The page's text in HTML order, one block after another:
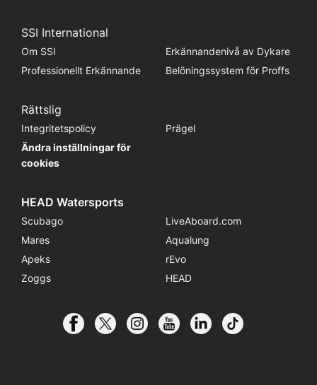
SSI International
Om SSI
Erkännandenivå av Dykare
Professionellt Erkännande
Belöningssystem för Proffs
Rättslig
Integritetspolicy
Prägel
Ändra inställningar för
cookies
HEAD Watersports
Scubago
LiveAboard.com
Mares
Aqualung
Apeks
rEvo
Zoggs
HEAD